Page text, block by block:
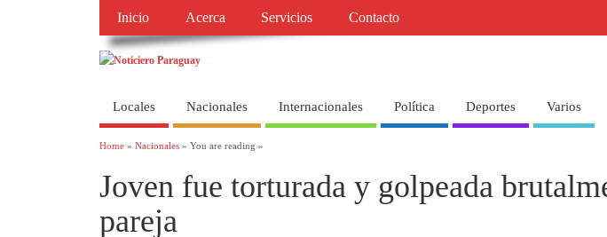
Inicio Acerca Servicios Contacto
Locales Nacionales Internacionales Política Deportes Varios
Home » Nacionales » You are reading »
Joven fue torturada y golpeada
pareja